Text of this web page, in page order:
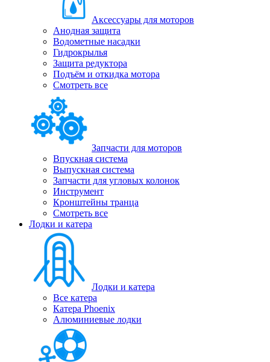
Аксессуары для моторов
Анодная защита
Водометные насадки
Гидрокрылья
Защита редуктора
Подъём и откидка мотора
Смотреть все
Запчасти для моторов
Впускная система
Выпускная система
Запчасти для угловых колонок
Инструмент
Кронштейны транца
Смотреть все
Лодки и катера
Лодки и катера
Все катера
Катера Phoenix
Алюминиевые лодки